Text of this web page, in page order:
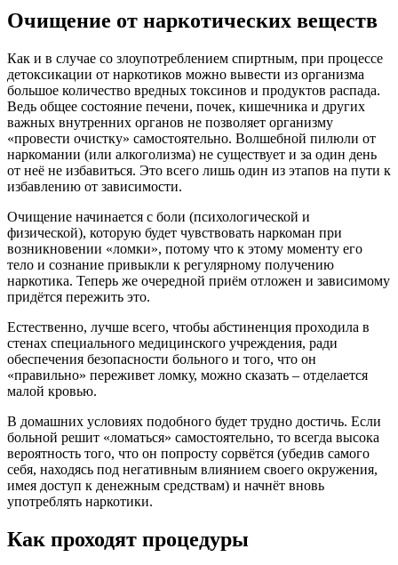
Очищение от наркотических веществ
Как и в случае со злоупотреблением спиртным, при процессе
детоксикации от наркотиков можно вывести из организма
большое количество вредных токсинов и продуктов распада.
Ведь общее состояние печени, почек, кишечника и других
важных внутренних органов не позволяет организму
«провести очистку» самостоятельно. Волшебной пилюли от
наркомании (или алкоголизма) не существует и за один день
от неё не избавиться. Это всего лишь один из этапов на пути к
избавлению от зависимости.
Очищение начинается с боли (психологической и
физической), которую будет чувствовать наркоман при
возникновении «ломки», потому что к этому моменту его
тело и сознание привыкли к регулярному получению
наркотика. Теперь же очередной приём отложен и зависимому
придётся пережить это.
Естественно, лучше всего, чтобы абстиненция проходила в
стенах специального медицинского учреждения, ради
обеспечения безопасности больного и того, что он
«правильно» переживет ломку, можно сказать – отделается
малой кровью.
В домашних условиях подобного будет трудно достичь. Если
больной решит «ломаться» самостоятельно, то всегда высока
вероятность того, что он попросту сорвётся (убедив самого
себя, находясь под негативным влиянием своего окружения,
имея доступ к денежным средствам) и начнёт вновь
употреблять наркотики.
Как проходят процедуры